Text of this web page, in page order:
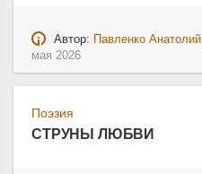
Автор: Павленко Анатолий
мая 2026
Поэзия
СТРУНЫ ЛЮБВИ